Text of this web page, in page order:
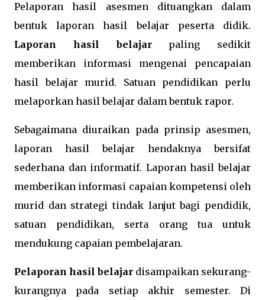
Pelaporan hasil asesmen dituangkan dalam
bentuk laporan hasil belajar peserta didik.
Laporan hasil belajarpaling sedikit
memberikan informasi mengenai pencapaian
hasil belajar murid. Satuan pendidikan perlu
melaporkan hasil belajar dalam bentuk rapor.
Sebagaimana diuraikan pada prinsip asesmen,
laporan hasil belajar hendaknya bersifat
sederhana dan informatif. Laporan hasil belajar
memberikan informasi capaian kompetensi oleh
murid dan strategi tindak lanjut bagi pendidik,
satuan pendidikan, serta orang tua untuk
mendukung capaian pembelajaran.
Pelaporan hasil belajar disampaikan sekurang-
kurangnya pada setiap akhir semester. Di